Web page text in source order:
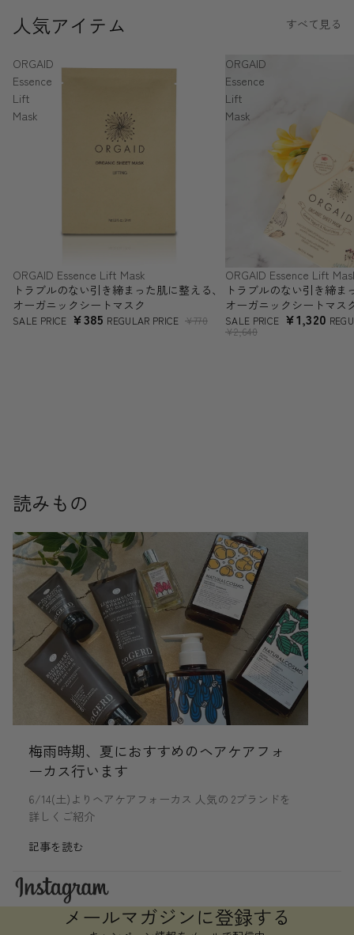
人気アイテム すべて見る
ORGAID
Essence
Lift
Mask
SALE
ORGAID Essence Lift Mask
トラブルのない引き締まった肌に整える、
オーガニックシートマスク
SALE PRICE ¥385 REGULAR PRICE ¥770
ORGAID
Essence
Lift
Mask
SALE
ORGAID Essence Lift
トラブルのない引き締ま
オーガニックシートマス
SALE PRICE ¥1,320
¥2,640
読みもの
梅雨時期、夏におすすめのヘアケアフォ
ーカス行います
6/14(土)よりヘアケアフォーカス 人気の 2ブランドを
詳しくご紹介
記事を読む
メールマガジンに登録する